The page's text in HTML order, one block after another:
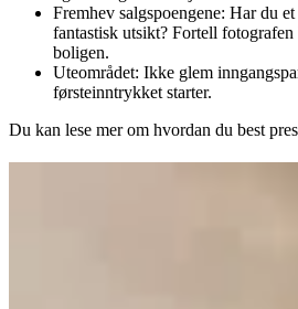
Fremhev salgspoengene: Har du
fantastisk utsikt? Fortell
boligen.
Uteområdet: Ikke glem
førsteinntrykket starter.
Du kan lese mer om hvordan du best